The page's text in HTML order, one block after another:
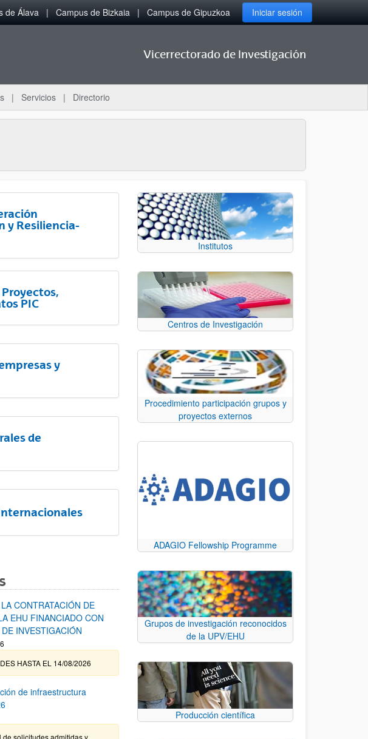
de Álava Campus de Bizkaia Campus de Gipuzkoa Iniciar sesión
Vicerrectorado de Investigación
Servicios Directorio
y Resiliencia-
PIC
y
de
CONTRATACIÓN DE
EHU FINANCIADO CON
INVESTIGACIÓN
HASTA EL 14/08/2026
de infraestructura
solicitudes admitidas y
Institutos
Centros de Investigación
Procedimiento participación grupos y
proyectos externos
ADAGIO Fellowship Programme
Grupos de investigación reconocidos
de la UPV/EHU
Producción científica